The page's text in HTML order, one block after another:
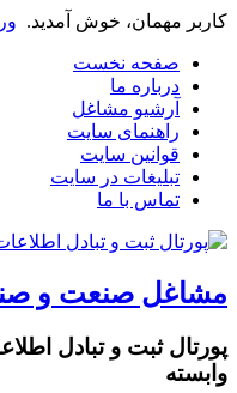
کاربر مهمان، خوش آمدید.
صفحه نخست
درباره ما
آرشیو مشاغل
راهنمای سایت
قوانین سایت
تبلیغات در سایت
تماس با ما
مشاغل صنعت و
پورتال ثبت و تبادل
وابسته